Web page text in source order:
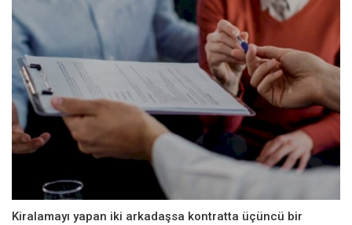
Kiralamayı yapan iki arkadaşsa kontratta üçüncü bir